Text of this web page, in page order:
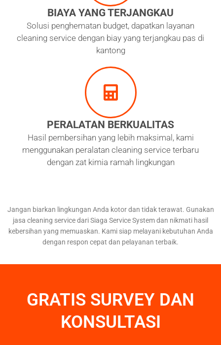
BIAYA YANG TERJANGKAU
Solusi penghematan budget, dapatkan layanan
cleaning service dengan biay yang terjangkau pas di
kantong
PERALATAN BERKUALITAS
Hasil pembersihan yang lebih maksimal, kami
menggunakan peralatan cleaning service terbaru
dengan zat kimia ramah lingkungan
Jangan biarkan lingkungan Anda kotor dan tidak terawat. Gunakan
jasa cleaning service dari Siaga Service System dan nikmati hasil
kebersihan yang memuaskan. Kami siap melayani kebutuhan Anda
dengan respon cepat dan pelayanan terbaik.
GRATIS SURVEY DAN
KONSULTASI